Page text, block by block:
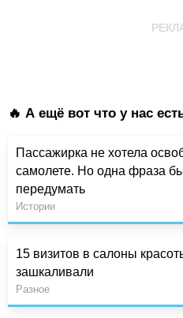
🔥 А ещё вот что у нас
Пассажирка не хотела
самолете. Но одна фраза
передумать
Истории
15 визитов в салоны
зашкаливали
Разное